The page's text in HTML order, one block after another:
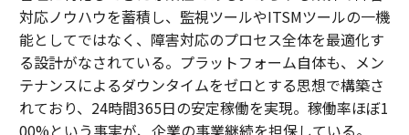
対応ノウハウを蓄積し、監視ツールやITSMツールの一機
能としてではなく、障害対応のプロセス全体を最適化す
る設計がなされている。プラットフォーム自体も、メン
テナンスによるダウンタイムをゼロとする思想で構築さ
れており、24時間365日の安定稼働を実現。稼働率ほぼ1